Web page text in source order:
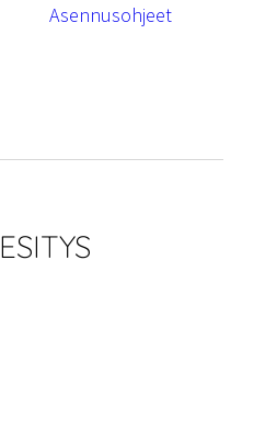
Asennusohjeet